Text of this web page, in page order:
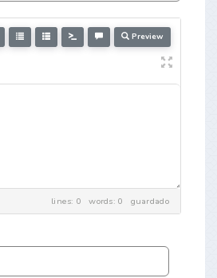
Preview
lines: 0 words: 0 guardado